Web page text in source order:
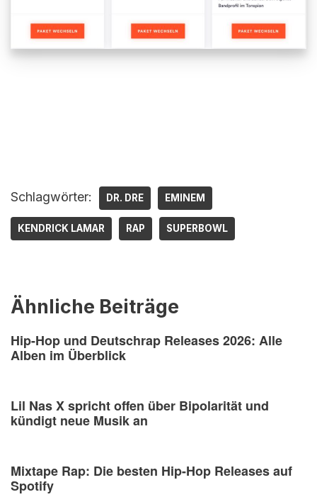
Schlagwörter: DR. DRE EMINEM
KENDRICK LAMAR RAP SUPERBOWL
Ähnliche Beiträge
Hip-Hop und Deutschrap Releases 2026: Alle
Alben im Überblick
Lil Nas X spricht offen über Bipolarität und
kündigt neue Musik an
Mixtape Rap: Die besten Hip-Hop Releases auf
Spotify